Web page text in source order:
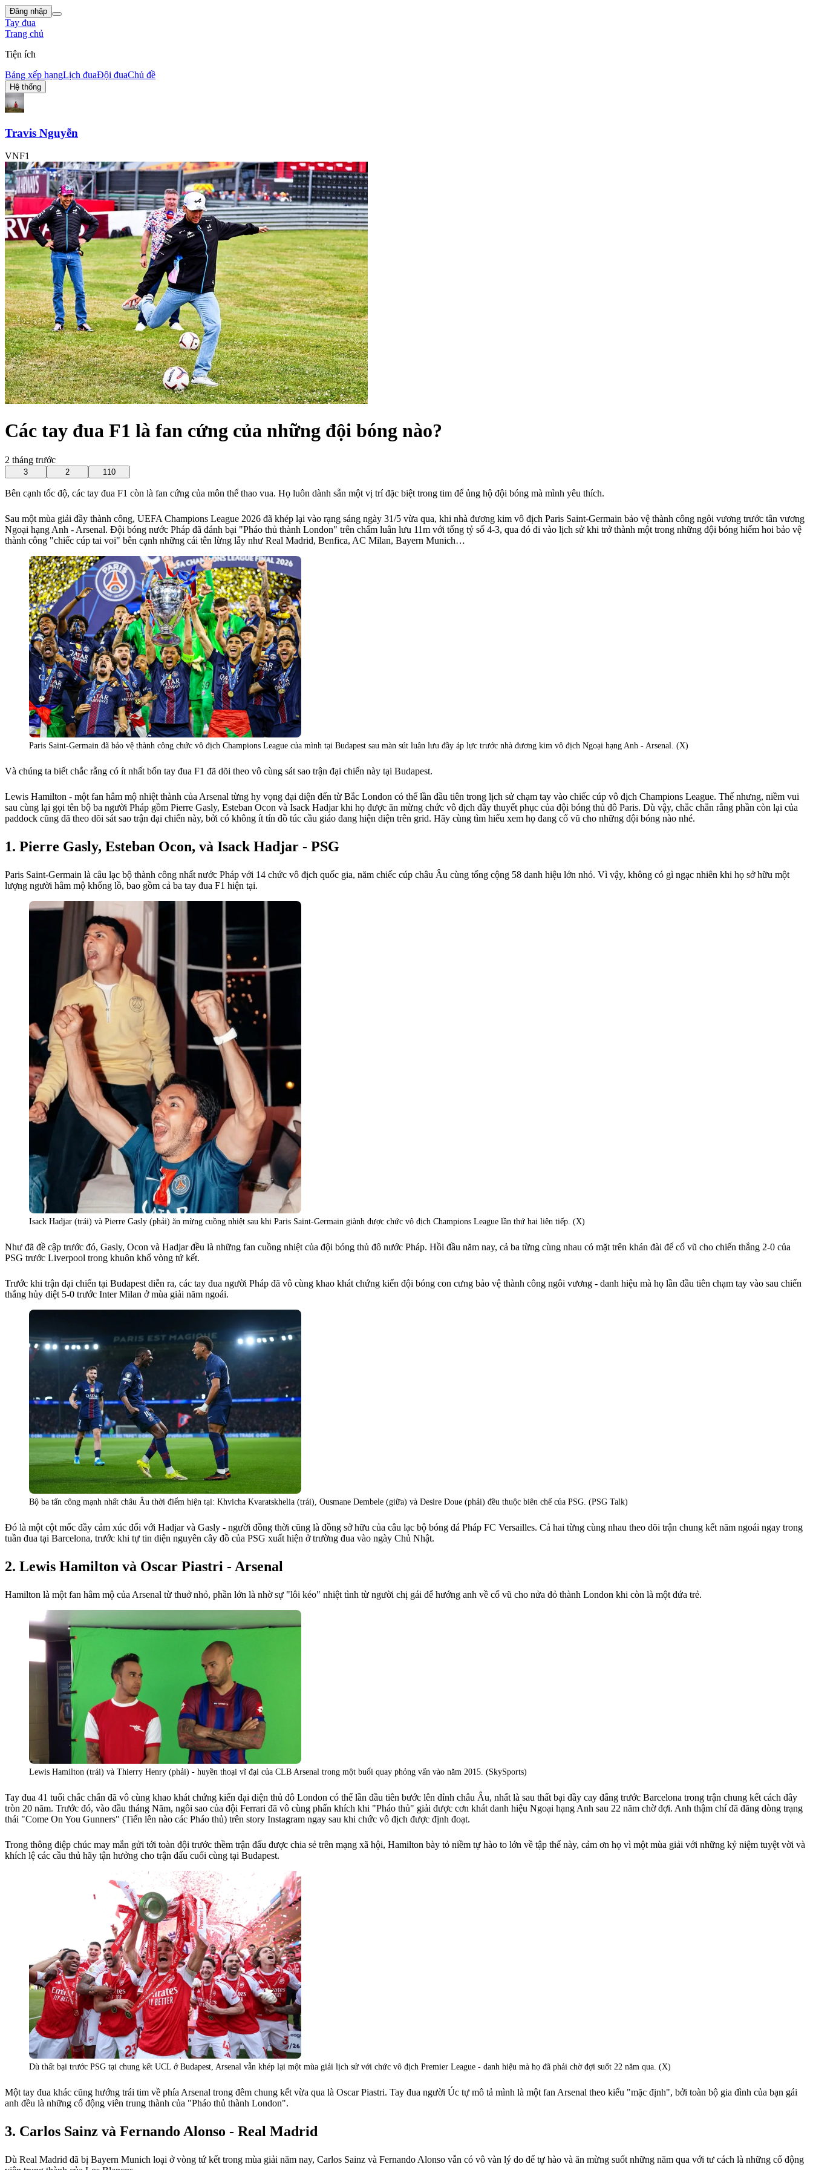
Đăng nhập
Tay đua
Trang chủ
Tiện ích
Bảng xếp hạngLịch đuaĐội đuaChủ đề
Hệ thống
Travis Nguyễn
VNF1
Các tay đua F1 là fan cứng của những đội bóng nào?
2 tháng trước
3 2 110
Bên cạnh tốc độ, các tay đua F1 còn là fan cứng của môn thể thao vua. Họ luôn dành sẵn một vị trí đặc biệt trong tim để ủng hộ đội bóng mà mình yêu thích.
Sau một mùa giải đầy thành công, UEFA Champions League 2026 đã khép lại vào rạng sáng ngày 31/5 vừa qua, khi nhà đương kim vô địch Paris Saint-Germain bảo vệ thành công ngôi vương trước tân vương
Ngoại hạng Anh - Arsenal. Đội bóng nước Pháp đã đánh bại "Pháo thủ thành London" trên chấm luân lưu 11m với tổng tỷ số 4-3, qua đó đi vào lịch sử khi trở thành một trong những đội bóng hiếm hoi bảo vệ
thành công "chiếc cúp tai voi" bên cạnh những cái tên lừng lẫy như Real Madrid, Benfica, AC Milan, Bayern Munich…
Paris Saint-Germain đã bảo vệ thành công chức vô địch Champions League của mình tại Budapest sau màn sút luân lưu đầy áp lực trước nhà đương kim vô địch Ngoại hạng Anh - Arsenal. (X)
Và chúng ta biết chắc rằng có ít nhất bốn tay đua F1 đã dõi theo vô cùng sát sao trận đại chiến này tại Budapest.
Lewis Hamilton - một fan hâm mộ nhiệt thành của Arsenal từng hy vọng đại diện đến từ Bắc London có thể lần đầu tiên trong lịch sử chạm tay vào chiếc cúp vô địch Champions League. Thế nhưng, niềm vui
sau cùng lại gọi tên bộ ba người Pháp gồm Pierre Gasly, Esteban Ocon và Isack Hadjar khi họ được ăn mừng chức vô địch đầy thuyết phục của đội bóng thủ đô Paris. Dù vậy, chắc chắn rằng phần còn lại của
paddock cũng đã theo dõi sát sao trận đại chiến này, bởi có không ít tín đồ túc cầu giáo đang hiện diện trên grid. Hãy cùng tìm hiểu xem họ đang cổ vũ cho những đội bóng nào nhé.
Pierre Gasly, Esteban Ocon, và Isack Hadjar - PSG
Paris Saint-Germain là câu lạc bộ thành công nhất nước Pháp với 14 chức vô địch quốc gia, năm chiếc cúp châu Âu cùng tổng cộng 58 danh hiệu lớn nhỏ. Vì vậy, không có gì ngạc nhiên khi họ sở hữu một
lượng người hâm mộ khổng lồ, bao gồm cả ba tay đua F1 hiện tại.
Isack Hadjar (trái) và Pierre Gasly (phải) ăn mừng cuồng nhiệt sau khi Paris Saint-Germain giành được chức vô địch Champions League lần thứ hai liên tiếp. (X)
Như đã đề cập trước đó, Gasly, Ocon và Hadjar đều là những fan cuồng nhiệt của đội bóng thủ đô nước Pháp. Hồi đầu năm nay, cả ba từng cùng nhau có mặt trên khán đài để cổ vũ cho chiến thắng 2-0 của
PSG trước Liverpool trong khuôn khổ vòng tứ kết.
Trước khi trận đại chiến tại Budapest diễn ra, các tay đua người Pháp đã vô cùng khao khát chứng kiến đội bóng con cưng bảo vệ thành công ngôi vương - danh hiệu mà họ lần đầu tiên chạm tay vào sau chiến
thắng hủy diệt 5-0 trước Inter Milan ở mùa giải năm ngoái.
Bộ ba tấn công mạnh nhất châu Âu thời điểm hiện tại: Khvicha Kvaratskhelia (trái), Ousmane Dembele (giữa) và Desire Doue (phải) đều thuộc biên chế của PSG. (PSG Talk)
Đó là một cột mốc đầy cảm xúc đối với Hadjar và Gasly - người đồng thời cũng là đồng sở hữu của câu lạc bộ bóng đá Pháp FC Versailles. Cả hai từng cùng nhau theo dõi trận chung kết năm ngoái ngay trong
tuần đua tại Barcelona, trước khi tự tin diện nguyên cây đồ của PSG xuất hiện ở trường đua vào ngày Chủ Nhật.
Lewis Hamilton và Oscar Piastri - Arsenal
Hamilton là một fan hâm mộ của Arsenal từ thuở nhỏ, phần lớn là nhờ sự "lôi kéo" nhiệt tình từ người chị gái để hướng anh về cổ vũ cho nửa đỏ thành London khi còn là một đứa trẻ.
Lewis Hamilton (trái) và Thierry Henry (phải) - huyền thoại vĩ đại của CLB Arsenal trong một buổi quay phỏng vấn vào năm 2015. (SkySports)
Tay đua 41 tuổi chắc chắn đã vô cùng khao khát chứng kiến đại diện thủ đô London có thể lần đầu tiên bước lên đỉnh châu Âu, nhất là sau thất bại đầy cay đắng trước Barcelona trong trận chung kết cách đây
tròn 20 năm. Trước đó, vào đầu tháng Năm, ngôi sao của đội Ferrari đã vô cùng phấn khích khi "Pháo thủ" giải được cơn khát danh hiệu Ngoại hạng Anh sau 22 năm chờ đợi. Anh thậm chí đã đăng dòng trạng
thái "Come On You Gunners" (Tiến lên nào các Pháo thủ) trên story Instagram ngay sau khi chức vô địch được định đoạt.
Trong thông điệp chúc may mắn gửi tới toàn đội trước thềm trận đấu được chia sẻ trên mạng xã hội, Hamilton bày tỏ niềm tự hào to lớn về tập thể này, cảm ơn họ vì một mùa giải với những kỷ niệm tuyệt vời và
khích lệ các cầu thủ hãy tận hưởng cho trận đấu cuối cùng tại Budapest.
Dù thất bại trước PSG tại chung kết UCL ở Budapest, Arsenal vẫn khép lại một mùa giải lịch sử với chức vô địch Premier League - danh hiệu mà họ đã phải chờ đợi suốt 22 năm qua. (X)
Một tay đua khác cũng hướng trái tim về phía Arsenal trong đêm chung kết vừa qua là Oscar Piastri. Tay đua người Úc tự mô tả mình là một fan Arsenal theo kiểu "mặc định", bởi toàn bộ gia đình của bạn gái
anh đều là những cổ động viên trung thành của "Pháo thủ thành London".
Carlos Sainz và Fernando Alonso - Real Madrid
Dù Real Madrid đã bị Bayern Munich loại ở vòng tứ kết trong mùa giải năm nay, Carlos Sainz và Fernando Alonso vẫn có vô vàn lý do để tự hào và ăn mừng suốt những năm qua với tư cách là những cổ động